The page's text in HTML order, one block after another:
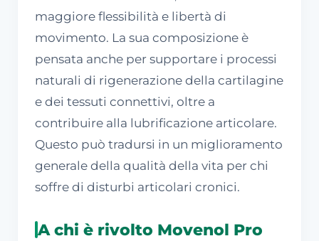
maggiore flessibilità e libertà di
movimento. La sua composizione è
pensata anche per supportare i processi
naturali di rigenerazione della cartilagine
e dei tessuti connettivi, oltre a
contribuire alla lubrificazione articolare.
Questo può tradursi in un miglioramento
generale della qualità della vita per chi
soffre di disturbi articolari cronici.
A chi è rivolto Movenol Pro